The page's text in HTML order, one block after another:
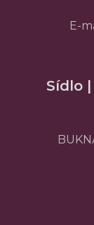
E-
Sídlo